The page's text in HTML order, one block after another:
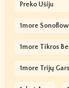
Preko Ušiju
1more
1more Tikros
1more Trijų